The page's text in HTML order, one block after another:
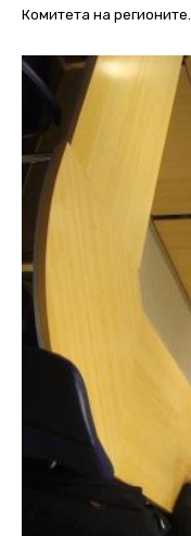
Комитета на регионите.